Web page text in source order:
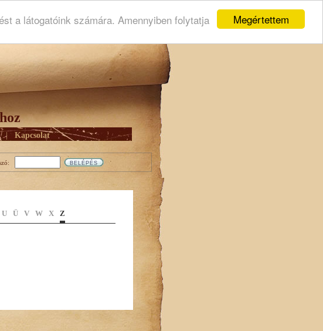
Megértettem
a látogatóink számára. Amennyiben folytatja
| Kapcsolat
U Ü V W X Z